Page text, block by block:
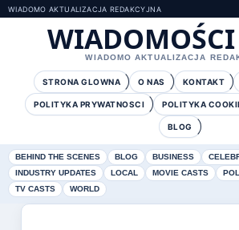
WIADOMO AKTUALIZACJA REDAKCYJNA
WIADOMO AKTUALIZACJA
STRONA GLOWNA O NAS KONTAKT
POLITYKA PRYWATNOSCI POLITYKA
BLOG
BEHIND THE SCENES BLOG BUSINESS
INDUSTRY UPDATES
LOCAL MOVIE CASTS
TV CASTS
WORLD